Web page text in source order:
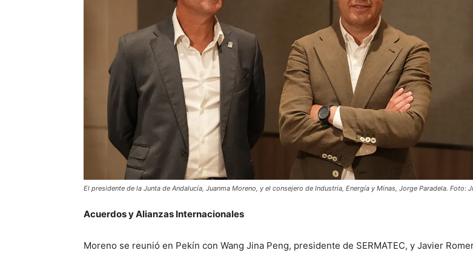
El presidente de la Junta de Andalucía, Juanma Moreno, y el consejero de Industria, Energía y Minas, Jorge Paradela. Foto:
Acuerdos y Alianzas Internacionales
Moreno se reunió en Pekín con Wang Jina Peng, presidente de SERMATEC, y Javier